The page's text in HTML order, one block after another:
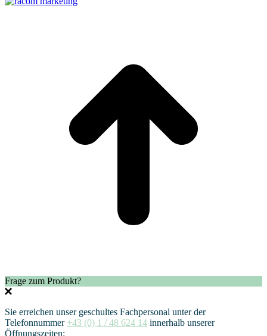
Frage zum Produkt?
Sie erreichen unser geschultes Fachpersonal unter der
Telefonnummer +43 (0) 1 / 48 624 14 innerhalb unserer
Öffnungszeiten: